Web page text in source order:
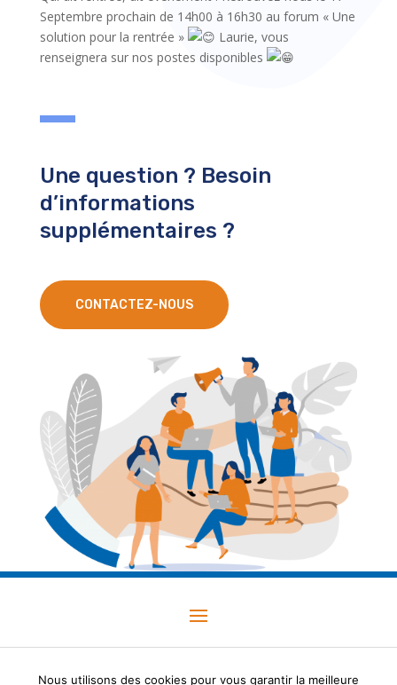
Septembre prochain de 14h00 à 16h30 au forum « Une
solution pour la rentrée »
Laurie, vous
renseignera sur nos postes disponibles
Une question ? Besoin
d’informations
supplémentaires ?
CONTACTEZ-NOUS
réalisé parAgence Niou La Rochelle
Nous utilisons des cookies pour vous garantir la meilleure